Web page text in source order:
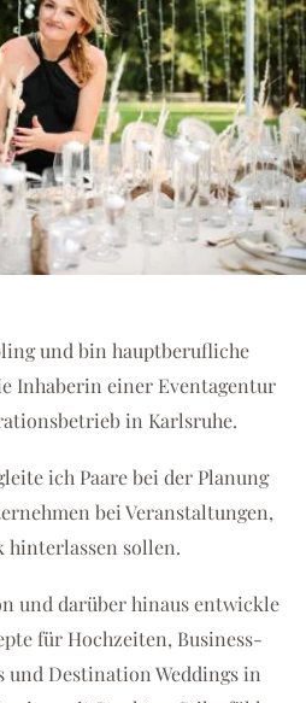
und bin hauptberufliche
Inhaberin einer Eventagentur
in Karlsruhe.
ich Paare bei der Planung
bei Veranstaltungen,
hinterlassen sollen.
und darüber hinaus entwickle
für Hochzeiten, Business-
und Destination Weddings in